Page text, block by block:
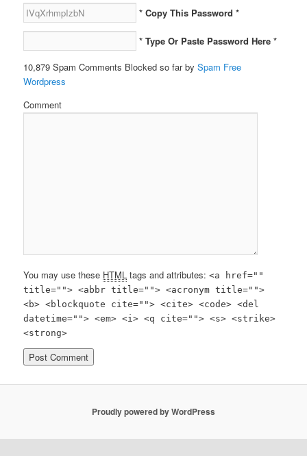
* Copy This Password *
* Type Or Paste Password Here *
10,879 Spam Comments Blocked so far bySpam Free
Wordpress
Comment
You may use these HTML tags and attributes:<a href=""
title=""> <abbr title=""> <acronym title="">
<b> <blockquote cite=""> <cite> <code> <del
datetime=""> <em> <i> <q cite=""> <s> <strike>
<strong>
Proudly powered by WordPress